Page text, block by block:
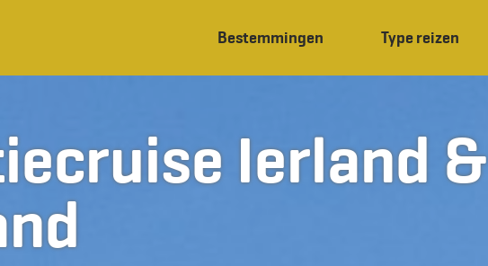
Bestemmingen Type reizen
Ierland &